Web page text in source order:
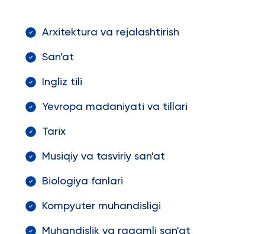
Arxitektura va rejalashtirish
San'at
Ingliz tili
Yevropa madaniyati va tillari
Tarix
Musiqiy va tasviriy san'at
Biologiya fanlari
Kompyuter muhandisligi
Muhandislik va raqamli san'at